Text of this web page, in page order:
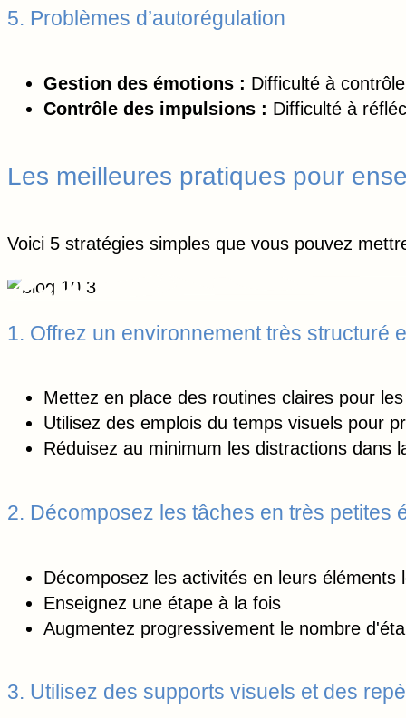
5. Problèmes d’autorégulation
Gestion des émotions : Difficulté à
Contrôle des impulsions : Difficulté à
Les meilleures pratiques pour
Voici 5 stratégies simples que vous pouvez
1. Offrez un environnement très structuré
Mettez en place des routines claires pour
Utilisez des emplois du temps visuels pour
Réduisez au minimum les distractions dans
2. Décomposez les tâches en très petites
Décomposez les activités en leurs éléments
Enseignez une étape à la fois
Augmentez progressivement le nombre
3. Utilisez des supports visuels et des